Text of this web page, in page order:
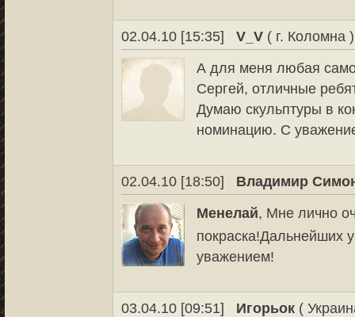
02.04.10 [15:35] V_V ( г. Коломна )
А для меня любая
Сергей, отличные
Думаю скульптуры в
номинацию. С
02.04.10 [18:50]
Владимир
Менелай, Мне лично
покраска!Дальнейших
уважением!
03.04.10 [09:51] Игорьок (